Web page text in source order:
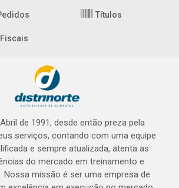
Títulos
de 1991, desde então preza pela
serviços, contando com uma equipe
e sempre atualizada, atenta as
do mercado em treinamento e
Nossa missão é ser uma empresa de